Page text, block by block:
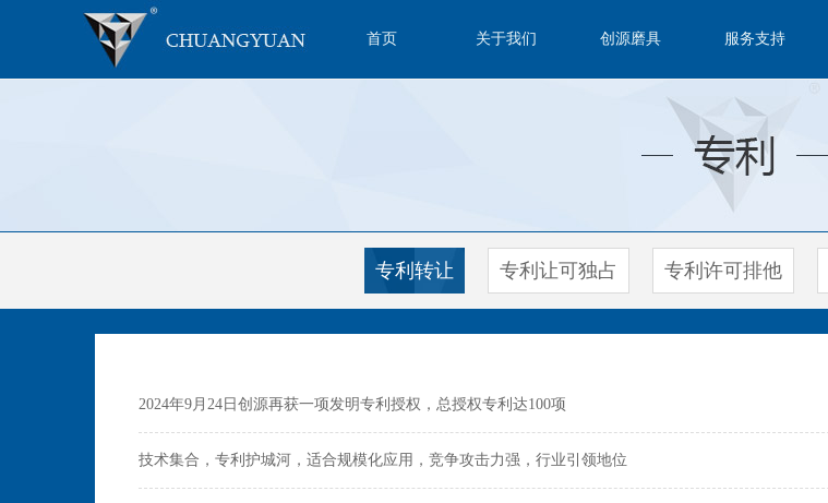
首页 关于我们 创源磨具 服务支持
专利转让 专利让可独占 专利许可排他
2024年9月24日创源再获一项发明专利授权，总授权专利达100项
技术集合，专利护城河，适合规模化应用，竞争攻击力强，行业引领地位